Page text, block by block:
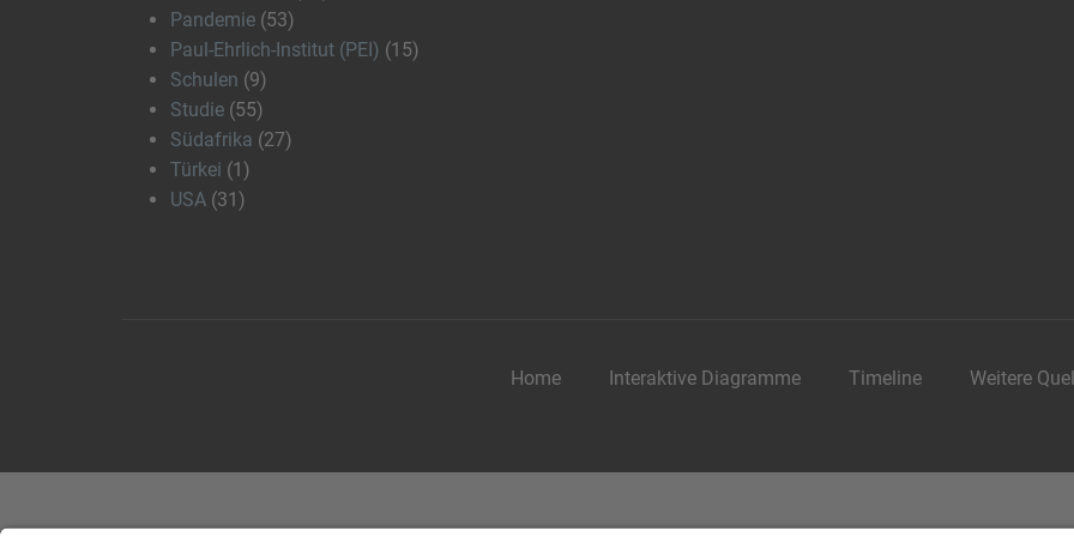
Pandemie (53)
Paul-Ehrlich-Institut (PEI) (15)
Schulen (9)
Studie (55)
Südafrika (27)
Türkei (1)
USA (31)
Home Interaktive Diagramme Timeline Weitere